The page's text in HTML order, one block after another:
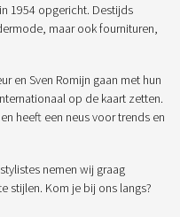
1954 opgericht. Destijds
maar ook fournituren,
en Sven Romijn gaan met hun
op de kaart zetten.
heeft een neus voor trends en
nemen wij graag
stijlen. Kom je bij ons langs?